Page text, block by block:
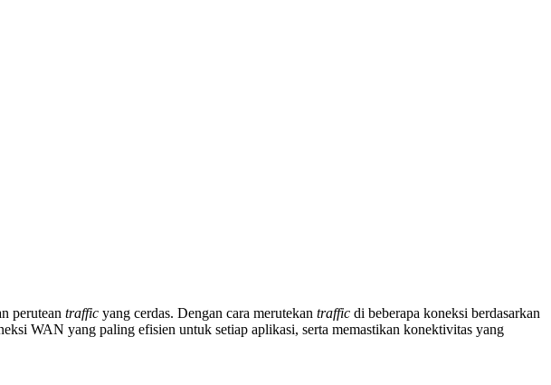
perutean traffic yang cerdas. Dengan cara merutekan traffic di beberapa koneksi berdasarkan
WAN yang paling efisien untuk setiap aplikasi, serta memastikan konektivitas yang